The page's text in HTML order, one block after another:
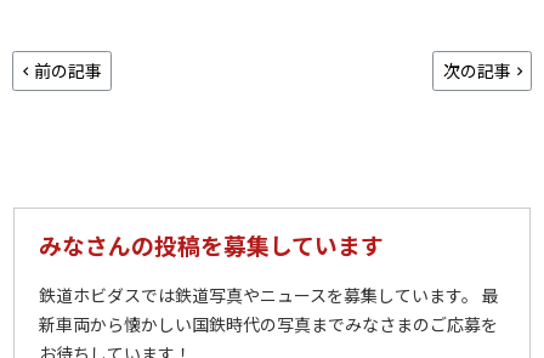
前の記事 次の記事
みなさんの投稿を募集しています
鉄道ホビダスでは鉄道写真やニュースを募集しています。 最
新車両から懐かしい国鉄時代の写真までみなさまのご応募を
お待ちしています！